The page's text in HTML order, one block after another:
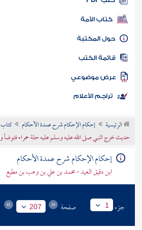
كتب PDF
كتاب الأمة
المكتبة
الكتب
موضوعي
تراجم الأعلام
الرئيسية إحكام الإحكام شرح عمدة الأحكام
حديث خرج النبي صلى الله عليه وسلم عليه حلة حمراء فتوضأ
إحكام الإحكام شرح عمدة الأحكام
ابن دقيق العيد - محمد بن علي بن وهب بن مطيع
جزء 1 صفحة 207